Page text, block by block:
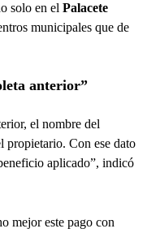
solo en el Palacete
municipales que de
anterior”
el nombre del
propietario. Con ese dato
aplicado”, indicó
mejor este pago con